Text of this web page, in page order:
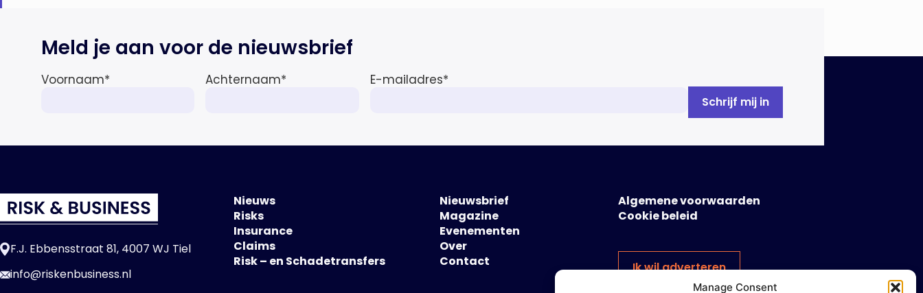
Manage Consent
Meld je aan voor de nieuwsbrief
Voornaam* Achternaam* E-mailadres*
F.J. Ebbensstraat 81, 4007 WJ Tiel
info@riskenbusiness.nl
Nieuws
Risks
Insurance
Claims
Risk – en Schadetransfers
Nieuwsbrief
Magazine
Evenementen
Over
Contact
Algemene voorwaarden
Cookie beleid
Ik wil adverteren